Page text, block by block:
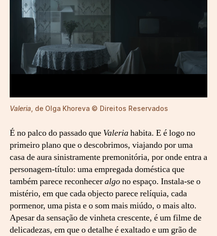
Valeria , de Olga Khoreva © Direitos Reservados
É no palco do passado que Valeriahabita. E é logo no
primeiro plano que o descobrimos, viajando por uma
casa de aura sinistramente premonitória, por onde entra a
personagem-título: uma empregada doméstica que
também parece reconheceralgono espaço. Instala-se o
mistério, em que cada objecto parece relíquia, cada
pormenor, uma pista e o som mais miúdo, o mais alto.
Apesar da sensação de vinheta crescente, é um filme de
delicadezas, em que o detalhe é exaltado e um grão de